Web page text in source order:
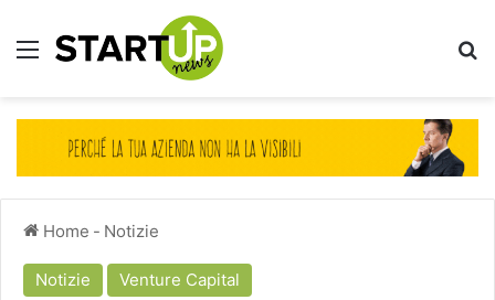
Menu
Home - Notizie
Notizie Venture Capital